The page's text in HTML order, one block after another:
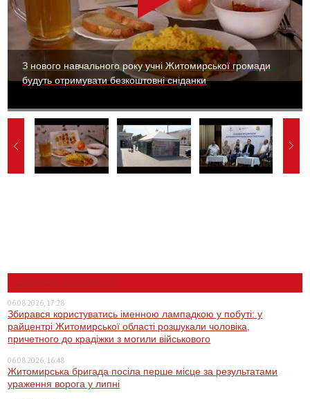
З нового навчального року учні Житомирської громади
будуть отримувати безкоштовні сніданки
НОВИНИ ЖИТОМИРА
06.08.2026, 17:28
Збирався користуватись іменною лампадкою у побуті: у
райцентрі Житомирської області розшукали чоловіка,
причетного до крадіжки з могили військового
06.08.2026, 16:48
Житомирська бригада посіла перше місце за результатами
ураження ворога у липні